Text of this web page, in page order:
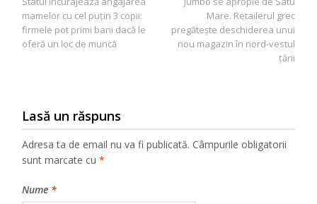
în
articole
Mare. Retailerul grec
pregătește deschiderea unui
nou magazin în nord-vestul
țării
mamelor cu cel puțin 3 copii:
firmele pot primi bani dacă le
oferă un loc de muncă
Lasă un răspuns
Adresa ta de email nu va fi publicată. Câmpurile obligatorii
sunt marcate cu*
Nume *